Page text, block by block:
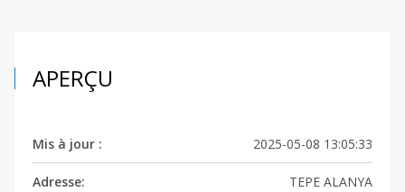
APERÇU
Mis à jour : 2025-05-08 13:05:33
Adresse: TEPE ALANYA